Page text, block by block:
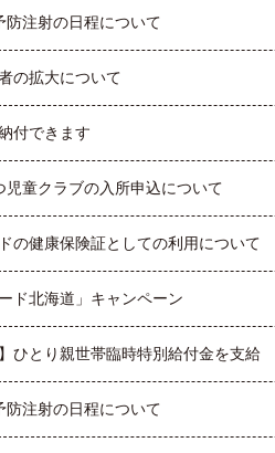
防注射の日程について
の拡大について
付できます
児童クラブの入所申込について
の健康保険証としての利用について
ド北海道」キャンペーン
ひとり親世帯臨時特別給付金を支給
防注射の日程について